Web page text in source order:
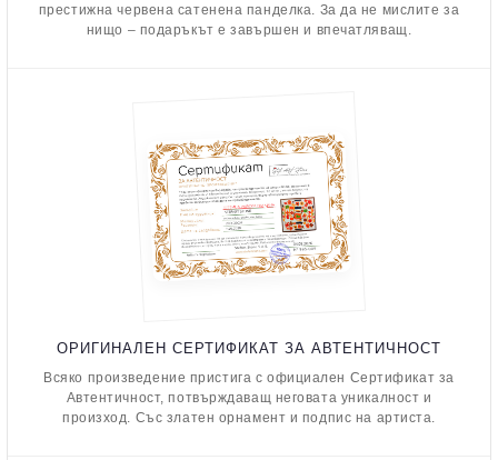
престижна червена сатенена панделка. За да не мислите за
нищо – подаръкът е завършен и впечатляващ.
ОРИГИНАЛЕН СЕРТИФИКАТ ЗА АВТЕНТИЧНОСТ
Всяко произведение пристига с официален Сертификат за
Автентичност, потвърждаващ неговата уникалност и
произход. Със златен орнамент и подпис на артиста.